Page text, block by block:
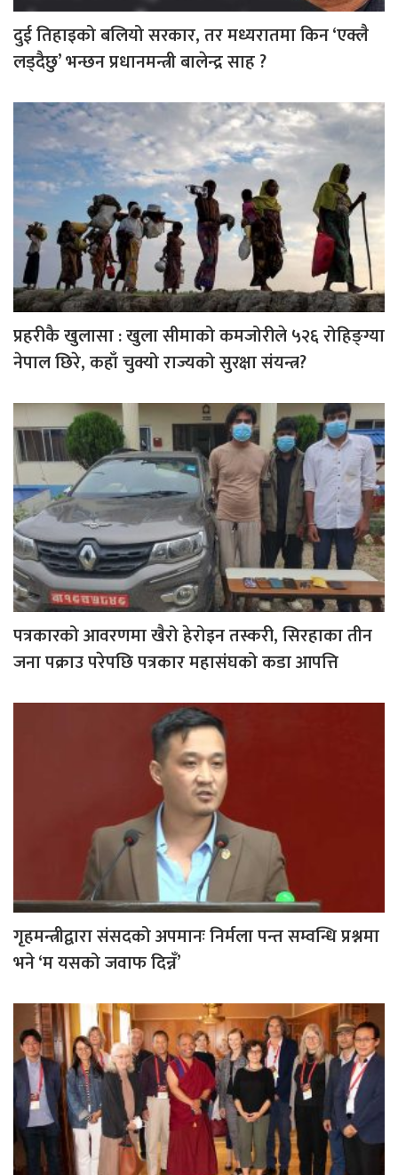
दुई तिहाइको बलियो सरकार, तर मध्यरातमा किन ‘एक्लै
लड्दैछु’ भन्छन प्रधानमन्त्री बालेन्द्र साह ?
प्रहरीकै खुलासा : खुला सीमाको कमजोरीले ५२६ रोहिङ्ग्या
नेपाल छिरे, कहाँ चुक्यो राज्यको सुरक्षा संयन्त्र?
पत्रकारको आवरणमा खैरो हेरोइन तस्करी, सिरहाका तीन
जना पक्राउ परेपछि पत्रकार महासंघको कडा आपत्ति
गृहमन्त्रीद्वारा संसदको अपमानः निर्मला पन्त सम्वन्धि प्रश्नमा
भने ‘म यसको जवाफ दिन्नँ’